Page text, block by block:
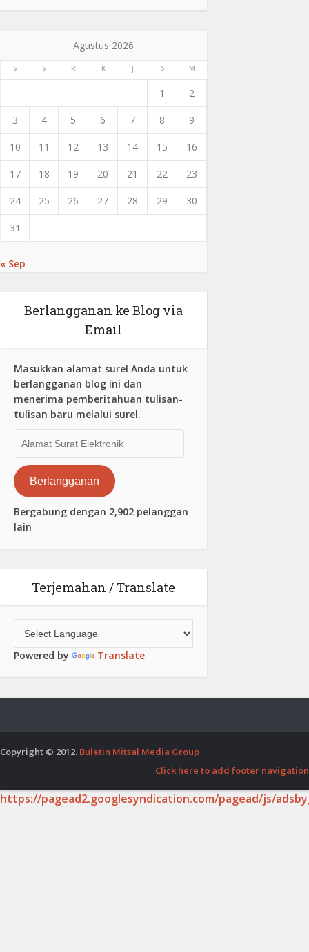
Agustus 2026
S S R K J S M
1 2
3 4 5 6 7 8 9
10 11 12 13 14 15 16
17 18 19 20 21 22 23
24 25 26 27 28 29 30
31
« Sep
Berlangganan ke Blog via
Email
Masukkan alamat surel Anda untuk
berlangganan blog ini dan
menerima pemberitahuan tulisan-
tulisan baru melalui surel.
Surat
Elektronik
Berlangganan
Bergabung dengan 2,902 pelanggan
lain
Terjemahan / Translate
Powered by Translate
Copyright © 2012. Buletin Mitsal Media Group
Click here to add footer navigation
https://pagead2.googlesyndication.com/pagead/js/